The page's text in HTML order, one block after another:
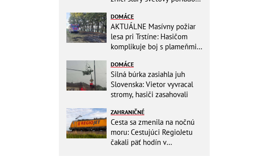
DOMÁCE
AKTUÁLNE Masívny požiar
lesa pri Trstíne: Hasičom
komplikuje boj s plameňmi
smeruje vrtuľník
DOMÁCE
Silná búrka zasiahla juh
Slovenska: Vietor vyvracal
stromy, hasiči zasahovali
ZAHRANIČNÉ
Cesta sa zmenila na nočnú
moru: Cestujúci RegioJetu
čakali päť hodín v